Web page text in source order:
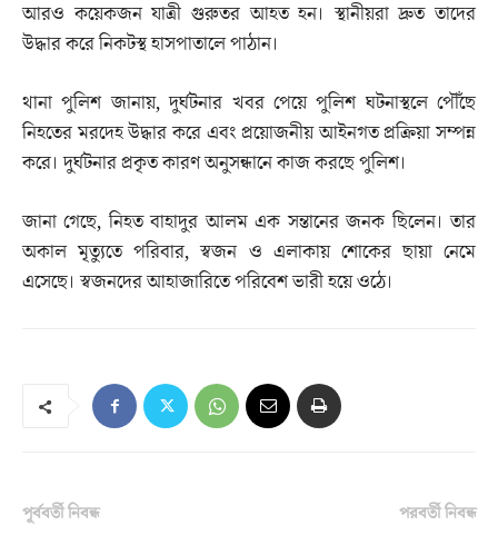
আরও কয়েকজন যাত্রী গুরুতর আহত হন। স্থানীয়রা দ্রুত তাদের
উদ্ধার করে নিকটস্থ হাসপাতালে পাঠান।
থানা পুলিশ জানায়, দুর্ঘটনার খবর পেয়ে পুলিশ ঘটনাস্থলে পৌঁছে
নিহতের মরদেহ উদ্ধার করে এবং প্রয়োজনীয় আইনগত প্রক্রিয়া সম্পন্ন
করে। দুর্ঘটনার প্রকৃত কারণ অনুসন্ধানে কাজ করছে পুলিশ।
জানা গেছে, নিহত বাহাদুর আলম এক সন্তানের জনক ছিলেন। তার
অকাল মৃত্যুতে পরিবার, স্বজন ও এলাকায় শোকের ছায়া নেমে
এসেছে। স্বজনদের আহাজারিতে পরিবেশ ভারী হয়ে ওঠে।
পূর্ববর্তী নিবন্ধ
পরবর্তী নিবন্ধ